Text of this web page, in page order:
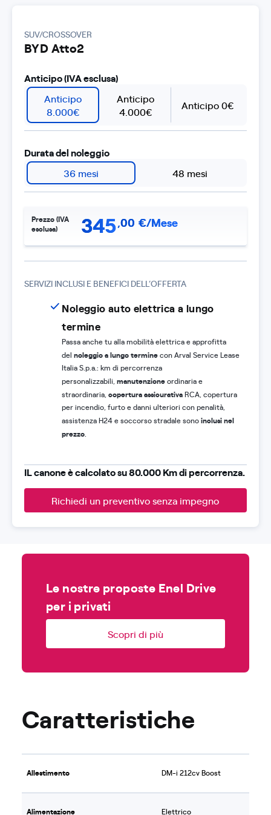
SUV/CROSSOVER
BYD Atto2
Anticipo (IVA esclusa)
Anticipo
8.000€
Anticipo
4.000€
Anticipo 0€
Durata del noleggio
36 mesi
48 mesi
Prezzo (IVA
esclusa)
345,00 €/Mese
SERVIZI INCLUSI E BENEFICI DELL’OFFERTA
Noleggio auto elettrica a lungo
termine
Passa anche tu alla mobilità elettrica e approfitta
delnoleggio a lungo terminecon Arval Service Lease
Italia S.p.a.: km di percorrenza
personalizzabili,manutenzioneordinaria e
straordinaria,copertura assicurativaRCA, copertura
per incendio, furto e danni ulteriori con penalità,
assistenza H24 e soccorso stradale sonoinclusi nel
prezzo
IL canone è calcolato su 80.000 Km di percorrenza.
Richiedi un preventivo senza impegno
Le nostre proposte Enel Drive
per i privati
Scopri di più
Caratteristiche
Allestimento DM-i 212cv Boost
Alimentazione Elettrico